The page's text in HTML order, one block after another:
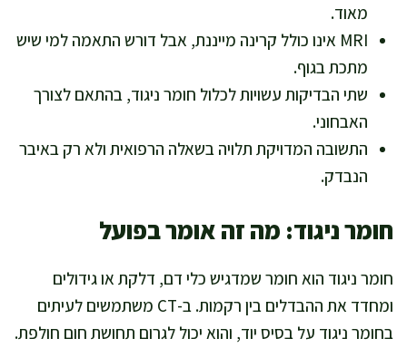
מאוד.
MRI אינו כולל קרינה מייננת, אבל דורש התאמה למי שיש
מתכת בגוף.
שתי הבדיקות עשויות לכלול חומר ניגוד, בהתאם לצורך
האבחוני.
התשובה המדויקת תלויה בשאלה הרפואית ולא רק באיבר
הנבדק.
חומר ניגוד: מה זה אומר בפועל
חומר ניגוד הוא חומר שמדגיש כלי דם, דלקת או גידולים
ומחדד את ההבדלים בין רקמות. ב-CT משתמשים לעיתים
בחומר ניגוד על בסיס יוד, והוא יכול לגרום תחושת חום חולפת.